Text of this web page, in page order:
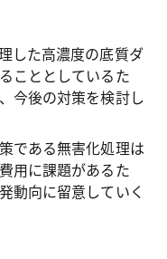
した高濃度の底質ダ
こととしているた
今後の対策を検討し
である無害化処理は
用に課題があるた
動向に留意していく